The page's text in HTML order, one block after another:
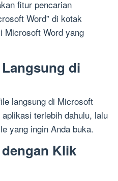
fitur pencarian
Word” di kotak
Microsoft Word yang
di
langsung di Microsoft
terlebih dahulu, lalu
yang ingin Anda buka.
Klik